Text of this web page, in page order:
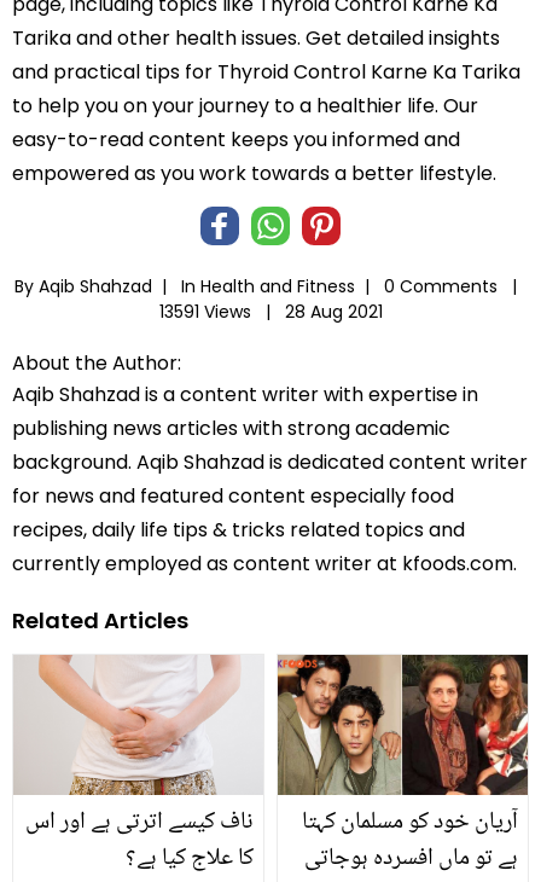
Tarika and other health issues. Get detailed insights
and practical tips for Thyroid Control Karne Ka Tarika
to help you on your journey to a healthier life. Our
easy-to-read content keeps you informed and
empowered as you work towards a better lifestyle.
By Aqib Shahzad | In Health and Fitness |
0 Comments |
13591 Views |
28 Aug 2021
About the Author:
Aqib Shahzad is a content writer with expertise in
publishing news articles with strong academic
background. Aqib Shahzad is dedicated content writer
for news and featured content especially food
recipes, daily life tips & tricks related topics and
currently employed as content writer at kfoods.com.
Related Articles
ناف کیسے اترتی ہے اور اس
کا علاج کیا ہے؟
آریان خود کو مسلمان کہتا
ہے تو ماں افسردہ ہوجاتی